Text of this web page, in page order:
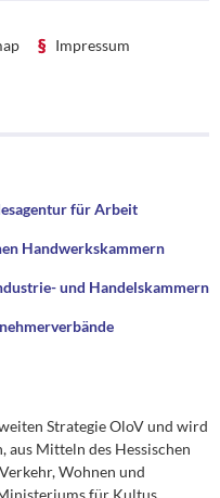
Impressum
Strategie OloV und wird
Mitteln des Hessischen
Wohnen und
für Kultus,